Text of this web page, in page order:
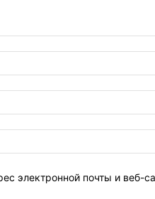
электронной почты и веб-